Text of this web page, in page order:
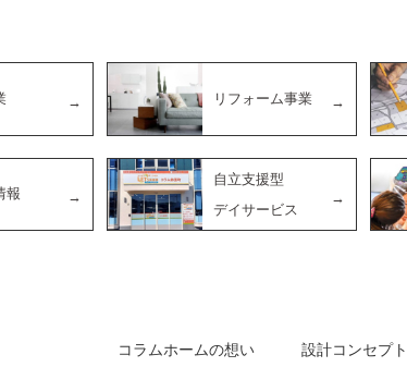
リフォーム事業
報
自立支援型
デイサービス
コラムホームの想い 設計コンセプト